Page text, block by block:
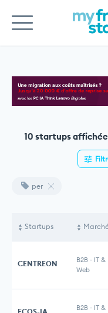
10 startups
per
Startups
CENTREON B2B - IT
Web
B2B - IT